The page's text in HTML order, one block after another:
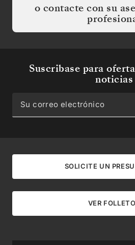
o contacte con su
Suscribase para
noticias
SOLICITE UN
VER